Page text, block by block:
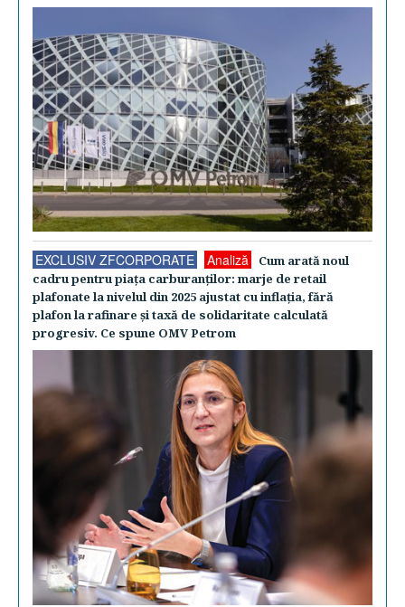
EXCLUSIV ZFCORPORATE Analiză
Cum arată noul
cadru pentru piaţa carburanţilor: marje de retail
plafonate la nivelul din 2025 ajustat cu inflaţia, fără
plafon la rafinare şi taxă de solidaritate calculată
progresiv. Ce spune OMV Petrom